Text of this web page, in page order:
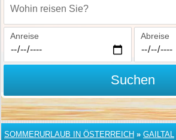
Wohin reisen Sie?
Anreise Abreise
Suchen
SOMMERURLAUB IN ÖSTERREICH » GAILTAL